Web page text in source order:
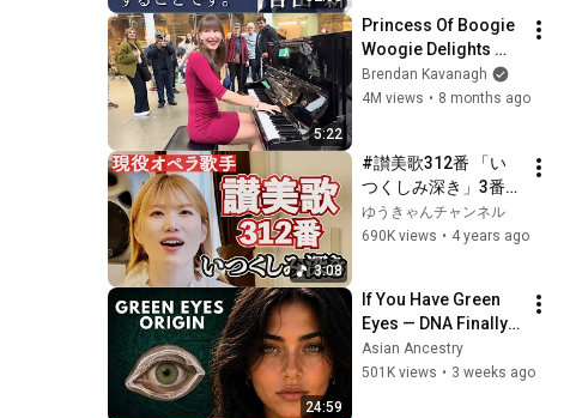
語訳聖書70周年記念
講演
5:22
Princess Of Boogie
Woogie Delights
Everyone
Brendan Kavanagh
4M views • 8 months ago
3:08
#讃美歌312番 「い
つくしみ深き」3番ま
で 歌詞付き
ゆうきゃんチャンネル
690K views • 4 years ago
24:59
If You Have Green
Eyes — DNA Finally
Revealed Where
They Really Come
Asian Ancestry
501K views • 3 weeks ago